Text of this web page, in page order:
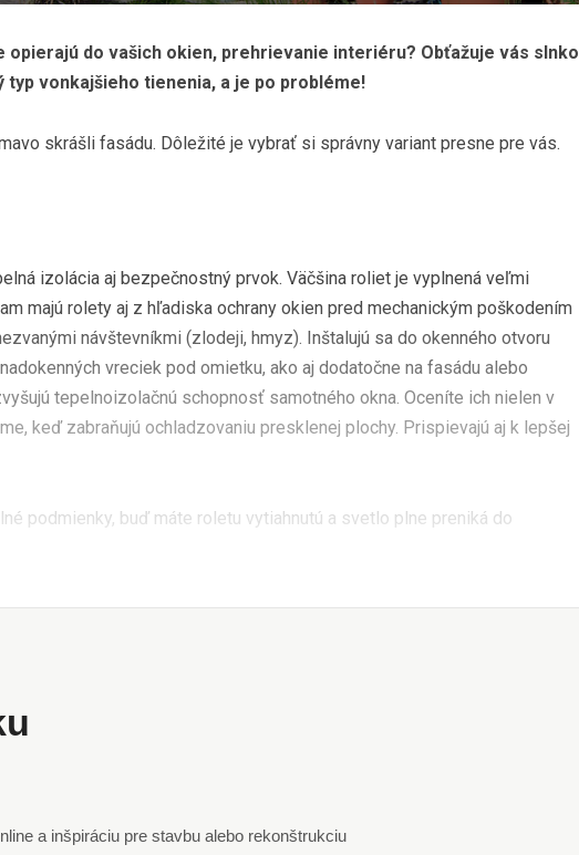
do vašich okien, prehrievanie interiéru? Obťažuje vás slnko
vonkajšieho tienenia, a je po probléme!
skrášli fasádu. Dôležité je vybrať si správny variant presne pre vás.
izolácia aj bezpečnostný prvok. Väčšina roliet je vyplnená veľmi
majú rolety aj z hľadiska ochrany okien pred mechanickým poškodením
návštevníkmi (zlodeji, hmyz). Inštalujú sa do okenného otvoru
vreciek pod omietku, ako aj dodatočne na fasádu alebo
tepelnoizolačnú schopnosť samotného okna. Oceníte ich nielen v
keď zabraňujú ochladzovaniu presklenej plochy. Prispievajú aj k lepšej
podmienky, buď máte roletu vytiahnutú a svetlo plne preniká do
a inšpiráciu pre stavbu alebo rekonštrukciu